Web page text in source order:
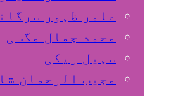
عامر ظہور
محمد جمال مگسی
سہیل ريكی
مجیب الرحمان